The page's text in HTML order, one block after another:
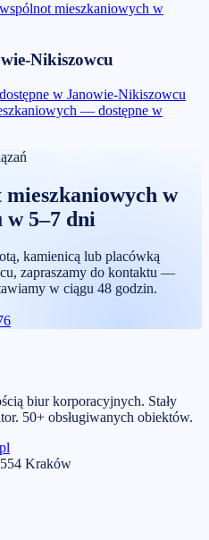
mieszkaniowych w
Nikiszowcu
w Janowie-Nikiszowcu
— dostępne w
w
w 5–7 dni
kamienicą lub placówką
zapraszamy do kontaktu —
w ciągu 48 godzin.
biur korporacyjnych. Stały
50+ obsługiwanych obiektów.
Kraków